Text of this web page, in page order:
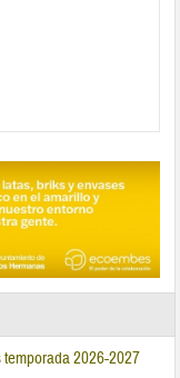
2026-2027